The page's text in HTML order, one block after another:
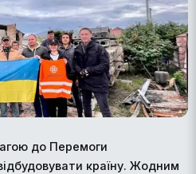
до Перемоги
країну. Жодним